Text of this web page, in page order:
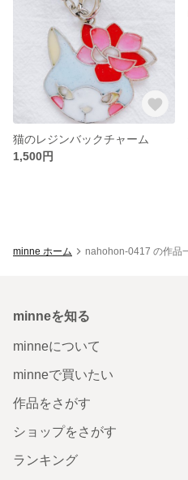
猫のレジンバックチャーム
1,500円
minne ホーム nahohon-0417 の作品
minneを知る
minneについて
minneで買いたい
作品をさがす
ショップをさがす
ランキング